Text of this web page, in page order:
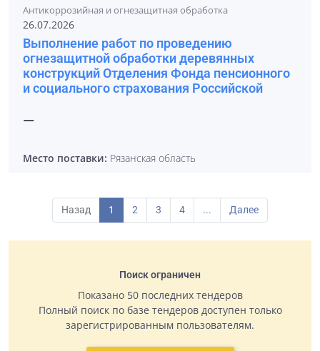
Антикоррозийная и огнезащитная обработка
26.07.2026
Выполнение работ по проведению
огнезащитной обработки деревянных
конструкций Отделения Фонда пенсионного
и социального страхования Российской
—
Место поставки: Рязанская область
Назад 1 2 3 4 ... Далее
Поиск ограничен
Показано 50 последних тендеров
Полный поиск по базе тендеров доступен только
зарегистрированным пользователям.